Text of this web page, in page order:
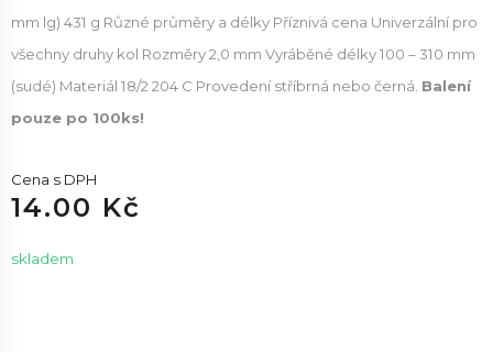
mm lg) 431 g Různé průměry a délky Příznivá cena Univerzální pro
všechny druhy kol Rozměry 2,0 mm Vyráběné délky 100 – 310 mm
(sudé) Materiál 18/2 204 C Provedení stříbrná nebo černá. Balení
pouze po 100ks!
Cena s DPH
14.00 Kč
skladem